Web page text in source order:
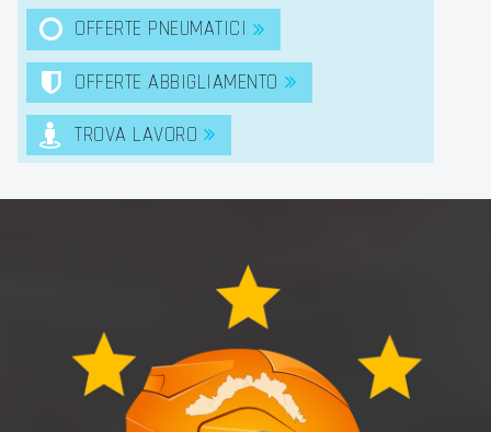
OFFERTE PNEUMATICI
OFFERTE ABBIGLIAMENTO
TROVA LAVORO